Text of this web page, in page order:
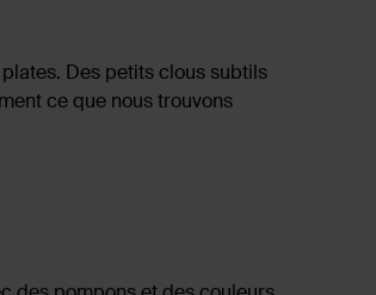
Des petits clous subtils
ce que nous trouvons